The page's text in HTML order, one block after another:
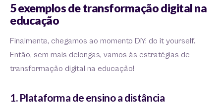
5 exemplos de transformação digital na
educação
Finalmente, chegamos ao momento DIY: do it yourself.
Então, sem mais delongas, vamos às estratégias de
transformação digital na educação!
1. Plataforma de ensino a distância